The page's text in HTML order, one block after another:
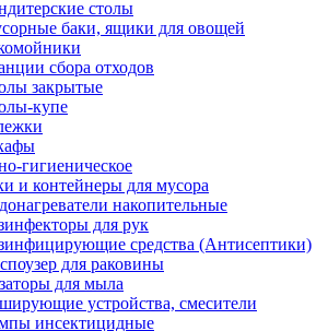
столы
баки, ящики для овощей
сбора отходов
закрытые
купе
гигиеническое
и контейнеры для мусора
накопительные
для рук
средства (Антисептики)
для раковины
для мыла
устройства, смесители
инсектицидные